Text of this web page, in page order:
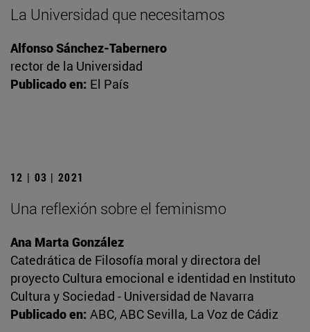
La Universidad que necesitamos
Alfonso Sánchez-Tabernero
rector de la Universidad
Publicado en: El País
12 | 03 | 2021
Una reflexión sobre el feminismo
Ana Marta González
Catedrática de Filosofía moral y directora del
proyecto Cultura emocional e identidad en Instituto
Cultura y Sociedad - Universidad de Navarra
Publicado en: ABC, ABC Sevilla, La Voz de Cádiz